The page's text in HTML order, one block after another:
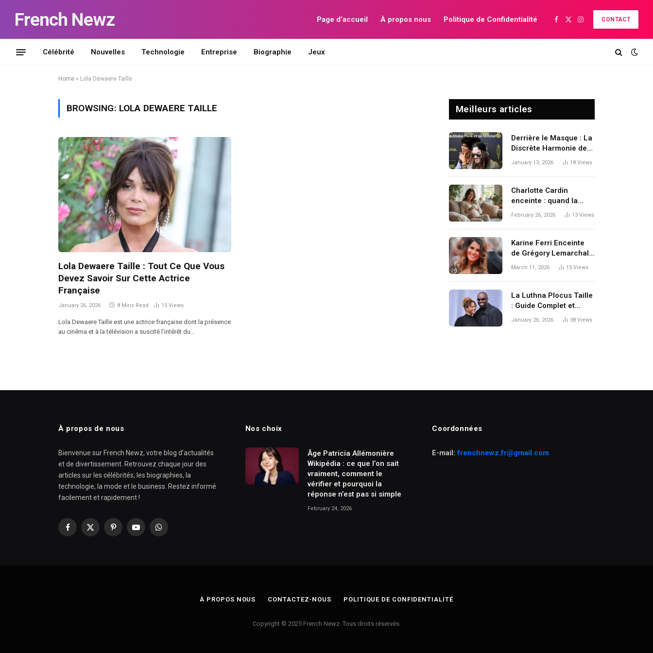
French Newz Page d’accueil À propos nous Politique de Confidentialité Facebook
X
Instagram
CONTACT
Célébrité Nouvelles Technologie Entreprise Biographie Jeux
Home » Lola Dewaere Taille
BROWSING: LOLA DEWAERE TAILLE
Lola Dewaere Taille : Tout Ce Que Vous
Devez Savoir Sur Cette Actrice
Française
January 26, 2026 8 Mins Read 15 Views
Lola Dewaere Taille est une actrice française dont la présence
au cinéma et à la télévision a suscité l’intérêt du…
Meilleurs articles
Derrière le Masque : La
Discrète Harmonie de
Frah Shaka Ponk Et sa
January 13, 2026 18 Views
Charlotte Cardin
enceinte : quand la
rumeur persiste malgré
February 26, 2026 13 Views
Karine Ferri Enceinte
de Grégory Lemarchal :
Une Histoire d’Amour,
Symbolique
March 11, 2026 15 Views
La Luthna Plocus Taille
: Guide Complet et
Pratique
January 26, 2026 38 Views
À propos de nous
Bienvenue sur French Newz, votre blog d’actualités
et de divertissement. Retrouvez chaque jour des
articles sur les célébrités, les biographies, la
technologie, la mode et le business. Restez informé
facilement et rapidement !
Facebook
X
PinterestYouTubeWhatsApp
Nos choix
Âge Patricia Allémonière
Wikipédia : ce que l’on sait
vraiment, comment le
vérifier et pourquoi la
réponse n’est pas si simple
February 24, 2026
Coordonnées
E-mail:frenchnewz.fr@gmail.com
À PROPOS NOUS CONTACTEZ-NOUS POLITIQUE DE CONFIDENTIALITÉ
Copyright © 2025 French Newz. Tous droits réservés.